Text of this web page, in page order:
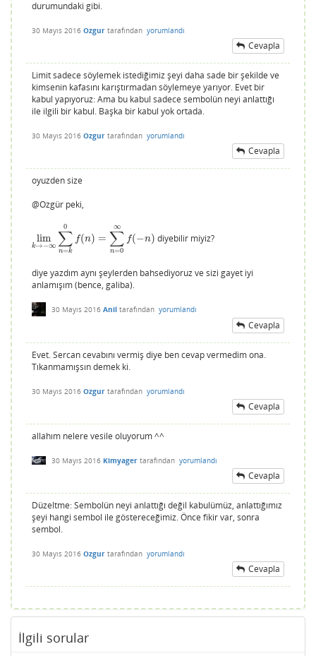
durumundaki gibi.
30 Mayıs 2016 Ozgur tarafından yorumlandı
Cevapla
Limit sadece söylemek istediğimiz şeyi daha sade bir şekilde ve
kimsenin kafasını karıştırmadan söylemeye yarıyor. Evet bir
kabul yapıyoruz: Ama bu kabul sadece sembolün neyi anlattığı
ile ilgili bir kabul. Başka bir kabul yok ortada.
30 Mayıs 2016 Ozgur tarafından yorumlandı
Cevapla
oyuzden size
@Ozgür peki,
lim
k→−∞ ∑
n=k
0
f(n) = ∑
n=0
∞
f(−n)
limk→ −∞ ∑ n=k0f n)= ∑n = 0∞f(−n) diyebilir miyiz?
diye yazdım aynı şeylerden bahsediyoruz ve sizi gayet iyi
anlamışım (bence, galiba).
30 Mayıs 2016 Anil tarafından yorumlandı
Cevapla
Evet. Sercan cevabını vermiş diye ben cevap vermedim ona.
Tıkanmamışsın demek ki.
30 Mayıs 2016 Ozgur tarafından yorumlandı
Cevapla
allahım nelere vesile oluyorum ^^
30 Mayıs 2016 Kimyager tarafından yorumlandı
Cevapla
Düzeltme: Sembolün neyi anlattığı değil kabulümüz, anlattığımız
şeyi hangi sembol ile göstereceğimiz. Önce fikir var, sonra
sembol.
30 Mayıs 2016 Ozgur tarafından yorumlandı
Cevapla
İlgili sorular